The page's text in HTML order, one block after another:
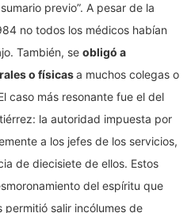
previo”. A pesar de la
no todos los médicos habían
También, se obligó a
o físicasa muchos colegas o
caso más resonante fue el del
la autoridad impuesta por
a los jefes de los servicios,
de diecisiete de ellos. Estos
del espíritu que
permitió salir incólumes de